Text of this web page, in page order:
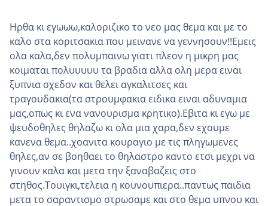
Ηρθα κι εγωωω,καλοριζικο το νεο μας θεμα και με το
καλο στα κοριτσακια που μεινανε να γεννησουν!!Εμεις
ολα καλα,δεν πολυμπαινω γιατι πλεον η μικρη μας
κοιμαται πολυυυυυ τα βραδια αλλα ολη μερα ειναι
ξυπνια σχεδον και θελει αγκαλιτσες και
τραγουδακια(τα στρουμφακια ειδικα ειναι αδυναμια
μας,οπως κι ενα νανουρισμα κρητικο).Εβιτα κι εγω με
ψευδοθηλες θηλαζω κι ολα μια χαρα,δεν εχουμε
κανενα θεμα..χοανιτα κουραγιο με τις πληγωμενες
θηλες,αν σε βοηθαει το θηλαστρο καντο ετσι μεχρι να
γινουν καλα και μετα την ξαναβαζεις στο
στηθος.Τουιγκι,τελεια η κουνουπιερα..παντως παιδια
μετα το σαραντισμο στρωσαμε και στο θεμα υπνου και